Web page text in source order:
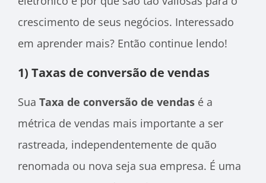
crescimento de seus negócios. Interessado
em aprender mais? Então continue lendo!
1) Taxas de conversão de vendas
Sua Taxa de conversão de vendas é a
métrica de vendas mais importante a ser
rastreada, independentemente de quão
renomada ou nova seja sua empresa. É uma